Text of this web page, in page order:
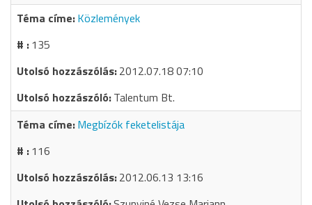
Közlemények
135
2012.07.18 07:10
Talentum Bt.
Megbízók feketelistája
116
2012.06.13 13:16